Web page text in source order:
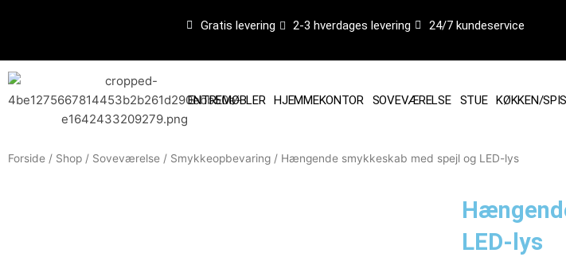
Gratis levering 2-3 hverdages levering 24/7 kundeservice
ENTREMØBLER HJEMMEKONTOR SOVEVÆRELSE STUE KØKKEN/
Forside / Shop / Soveværelse / Smykkeopbevaring / Hængende smykkeskab med spejl og LED-lys
LED-lys